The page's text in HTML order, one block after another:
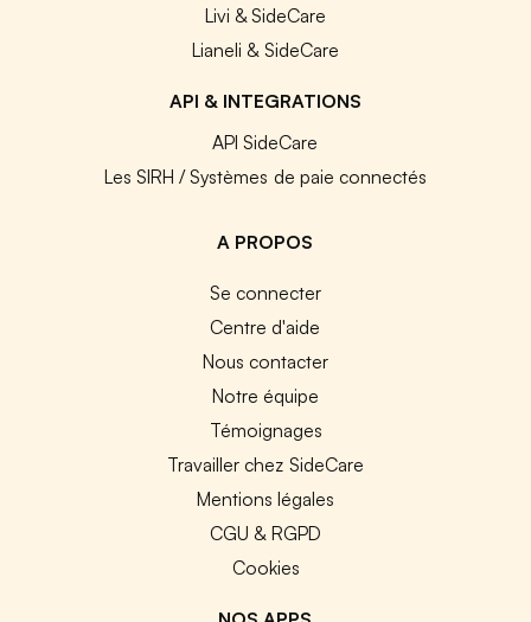
Livi & SideCare
Lianeli & SideCare
API & INTEGRATIONS
API SideCare
Les SIRH / Systèmes de paie connectés
A PROPOS
Se connecter
Centre d'aide
Nous contacter
Notre équipe
Témoignages
Travailler chez SideCare
Mentions légales
CGU & RGPD
Cookies